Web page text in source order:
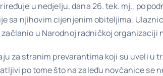
u nedjelju, dana 26. tek. mj., po
njihovim cijenjenim obiteljima.
u Narodnoj radničkoj organizaciji
za stranim prevarantima koji su uveli
po tome što na zaleđu novčanice